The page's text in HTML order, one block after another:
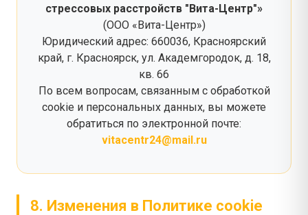
стрессовых расстройств "Вита-Центр"»
(ООО «Вита-Центр»)
Юридический адрес: 660036, Красноярский
край, г. Красноярск, ул. Академгородок, д. 18,
кв. 66
По всем вопросам, связанным с обработкой
cookie и персональных данных, вы можете
обратиться по электронной почте:
vitacentr24@mail.ru
8. Изменения в Политике cookie